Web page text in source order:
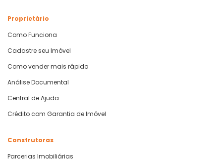
Proprietário
Como Funciona
Cadastre seu Imóvel
Como vender mais rápido
Análise Documental
Central de Ajuda
Crédito com Garantia de Imóvel
Construtoras
Parcerias Imobiliárias